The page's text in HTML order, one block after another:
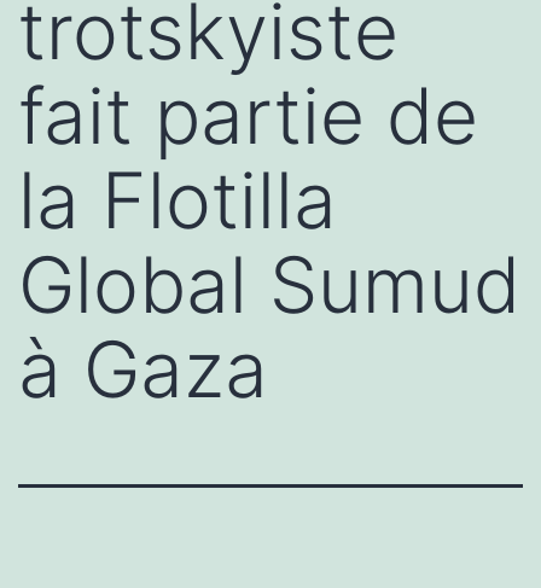
trotskyiste
fait partie de
la Flotilla
Global Sumud
à Gaza